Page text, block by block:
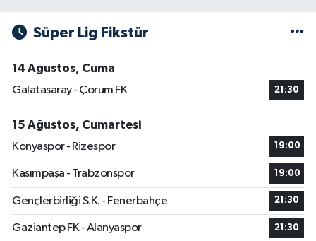
Süper Lig Fikstür
14 Ağustos, Cuma
Galatasaray - Çorum FK
21:30
15 Ağustos, Cumartesi
Konyaspor - Rizespor
19:00
Kasımpaşa - Trabzonspor 19:00
Gençlerbirliği S.K. - Fenerbahçe 21:30
Gaziantep FK - Alanyaspor 21:30